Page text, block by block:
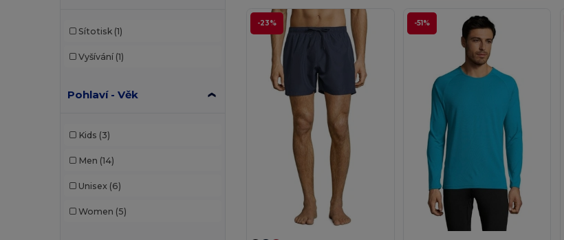
Sítotisk (1)
Vyšívání (1)
Pohlaví - Věk
Kids (3)
Men (14)
Unisex (6)
Women (5)
-23% -51%